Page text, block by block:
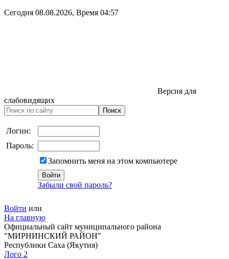
Сегодня 08.08.2026, Время 04:57
Версия для
слабовидящих
Логин:
Пароль:
Запомнить меня на этом компьютере
Забыли свой пароль?
Войти или
На главную
Официальный сайт муниципального района
"МИРНИНСКИЙ РАЙОН"
Республики Саха (Якутия)
Лого 2